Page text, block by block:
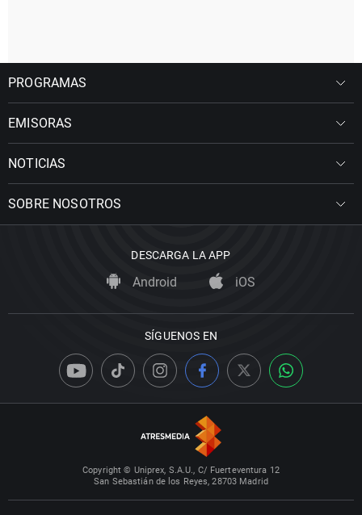
PROGRAMAS
EMISORAS
NOTICIAS
SOBRE NOSOTROS
DESCARGA LA APP
Android iOS
SÍGUENOS EN
Copyright © Uniprex, S.A.U., C/ Fuerteventura 12
San Sebastián de los Reyes, 28703 Madrid